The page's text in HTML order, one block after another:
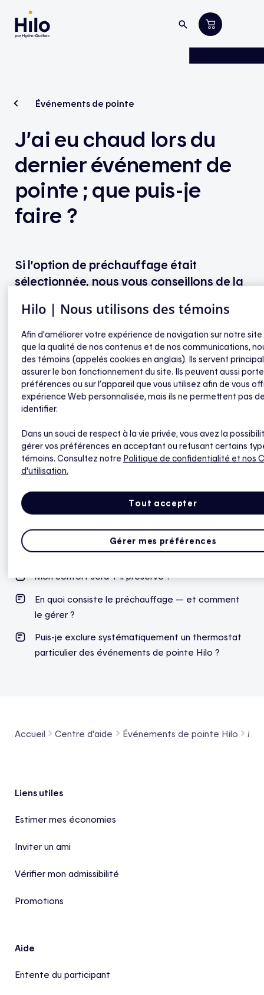
Événements de pointe
J’ai eu chaud lors du
dernier événement de
pointe ; que puis-je
faire ?
Si l’option de préchauffage était
sélectionnée, nous vous conseillons de la
pièces.
Pensez aussi au mode de participation : le mode
audacieux génère une plus grande réduction de
température que le mode modéré… et le mode
température de vos thermostats (et donc celui qui
vous permettra de tirer profit au maximum des
événements de pointe !)
Mes paramètres
J’ai eu froid lors du dernier événement de pointe ;
que puis-je faire ?
Mon confort sera-t-il préservé ?
En quoi consiste le préchauffage — et comment
le gérer ?
Puis-je exclure systématiquement un thermostat
particulier des événements de pointe Hilo ?
Accueil Centre d'aide Événements de pointe Hilo
Pied de page
Liens utiles
Estimer mes économies
Inviter un ami
Vérifier mon admissibilité
Promotions
Aide
Entente du participant
Hilo | Nous utilisons des témoins
Afin d’améliorer votre expérience de navigation sur notre site
que la qualité de nos contenus et de nos communications,
des témoins (appelés cookies en anglais). Ils servent
assurer le bon fonctionnement du site. Ils peuvent aussi
préférences ou sur l’appareil que vous utilisez afin de vous
expérience Web personnalisée, mais ils ne permettent pas
identifier.
Dans un souci de respect à la vie privée, vous avez la
gérer vos préférences en acceptant ou refusant certains
témoins. Consultez notre Politique de confidentialité et nos
d'utilisation.
Tout accepter
Gérer mes préférences